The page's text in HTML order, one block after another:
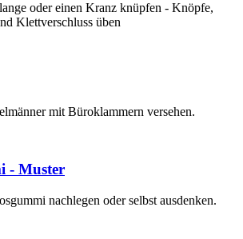
oder einen Kranz knüpfen - Knöpfe,
Klettverschluss üben
mit Büroklammern versehen.
- Muster
nachlegen oder selbst ausdenken.